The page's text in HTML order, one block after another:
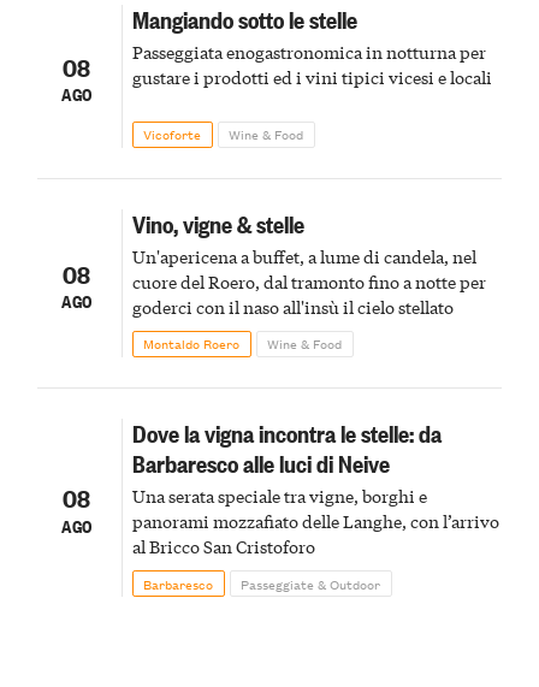
08
AGO
Mangiando sotto le stelle
Passeggiata enogastronomica in notturna per
gustare i prodotti ed i vini tipici vicesi e locali
Vicoforte Wine & Food
08
AGO
Vino, vigne & stelle
Un'apericena a buffet, a lume di candela, nel
cuore del Roero, dal tramonto fino a notte per
goderci con il naso all'insù il cielo stellato
Montaldo Roero Wine & Food
08
AGO
Dove la vigna incontra le stelle: da
Barbaresco alle luci di Neive
Una serata speciale tra vigne, borghi e
panorami mozzafiato delle Langhe, con l’arrivo
al Bricco San Cristoforo
Barbaresco Passeggiate & Outdoor